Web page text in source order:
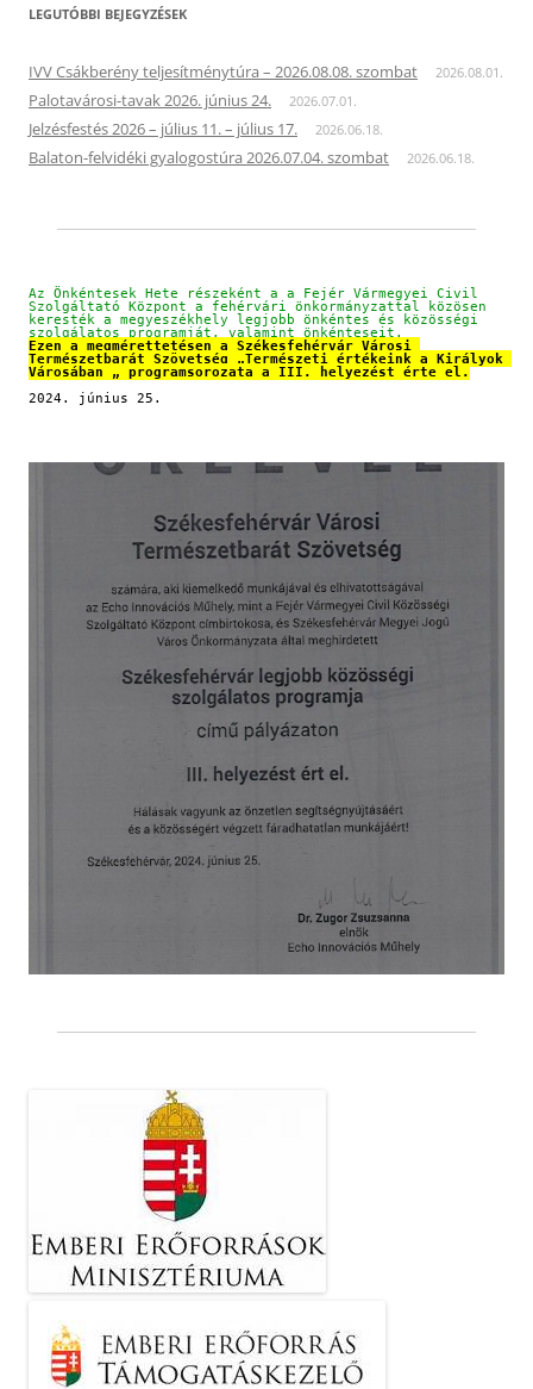
LEGUTÓBBI BEJEGYZÉSEK
IVV Csákberény teljesítménytúra – 2026.08.08. szombat 2026.08.01.
Palotavárosi-tavak 2026. június 24. 2026.07.01.
Jelzésfestés 2026 – július 11. – július 17. 2026.06.18.
Balaton-felvidéki gyalogostúra 2026.07.04. szombat 2026.06.18.
Az Önkéntesek Hete részeként a a Fejér Vármegyei Civil
Szolgáltató Központ a fehérvári önkormányzattal közösen
keresték a megyeszékhely legjobb önkéntes és közösségi
szolgálatos programját, valamint önkénteseit.
Ezen a megmérettetésen a Székesfehérvár Városi
Természetbarát Szövetség „Természeti értékeink a Királyok
Városában „ programsorozata a III. helyezést érte el.
2024. június 25.